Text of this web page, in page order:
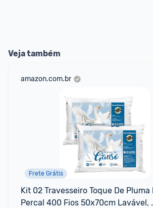
Veja também
amazon.com.br
Frete Grátis
Kit 02 Travesseiro Toque De Pluma
Percal 400 Fios 50x70cm Lavável,